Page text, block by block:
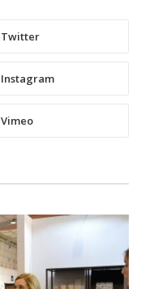
Twitter
Instagram
Vimeo